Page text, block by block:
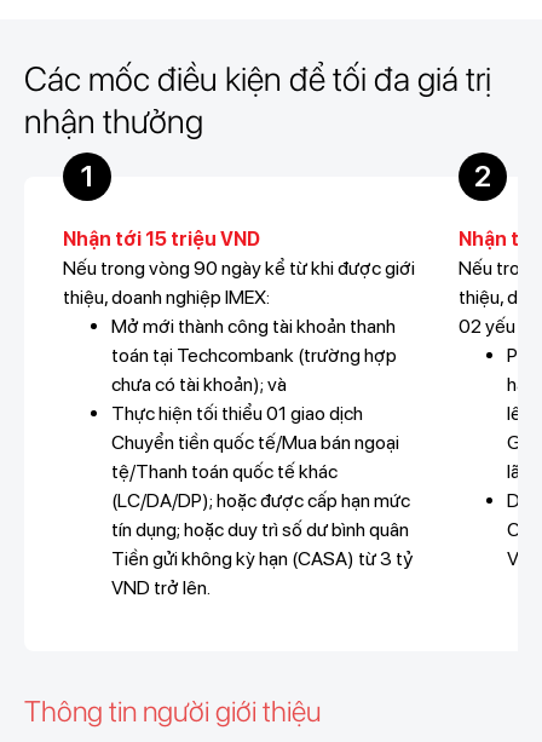
Các mốc điều kiện để tối đa giá trị
nhận thưởng
1
Nhận tới 15 triệu VND
Nếu trong vòng 90 ngày kể từ khi được giới
thiệu, doanh nghiệp IMEX:
Mở mới thành công tài khoản thanh
toán tại Techcombank (trường hợp
chưa có tài khoản); và
Thực hiện tối thiểu 01 giao dịch
Chuyển tiền quốc tế/Mua bán ngoại
tệ/Thanh toán quốc tế khác
(LC/DA/DP); hoặc được cấp hạn mức
tín dụng; hoặc duy trì số dư bình quân
Tiền gửi không kỳ hạn (CASA) từ 3 tỷ
VND trở lên.
2
Nhận
Nếu
thiệu,
02 yếu tố:
lên;
Thông tin người giới thiệu